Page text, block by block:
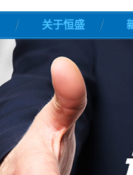
关于恒盛
联系我们